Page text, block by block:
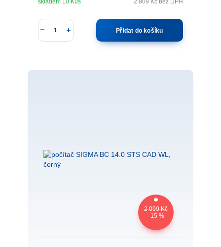
2 809 Kč bez DPH
skladem 10 Kus
Přidat do košíku
2 099 Kč
- 15 %